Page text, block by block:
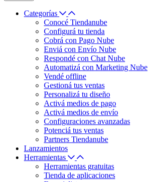
Categorías
Conocé Tiendanube
Configurá tu tienda
Cobrá con Pago Nube
Enviá con Envío Nube
Respondé con Chat Nube
Automatizá con Marketing Nube
Vendé offline
Gestioná tus ventas
Personalizá tu diseño
Activá medios de pago
Activá medios de envío
Configuraciones avanzadas
Potenciá tus ventas
Partners Tiendanube
Lanzamientos
Herramientas
Herramientas gratuitas
Tienda de aplicaciones